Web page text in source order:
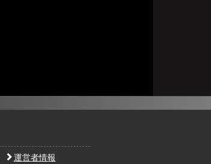
運営者情報